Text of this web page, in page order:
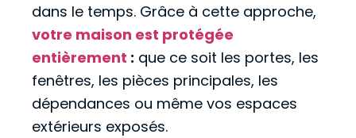
dans le temps. Grâce à cette approche,
votre maison est protégée
entièrement : que ce soit les portes, les
fenêtres, les pièces principales, les
dépendances ou même vos espaces
extérieurs exposés.